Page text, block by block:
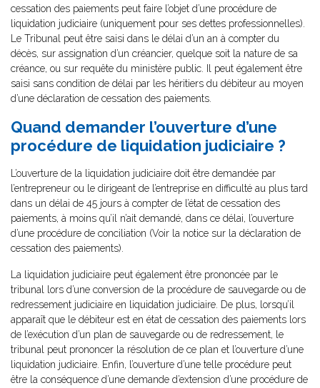
cessation des paiements peut faire l’objet d’une procédure de
liquidation judiciaire (uniquement pour ses dettes professionnelles).
Le Tribunal peut être saisi dans le délai d’un an à compter du
décès, sur assignation d’un créancier, quelque soit la nature de sa
créance, ou sur requête du ministère public. Il peut également être
saisi sans condition de délai par les héritiers du débiteur au moyen
d’une déclaration de cessation des paiements.
Quand demander l’ouverture d’une
procédure de liquidation judiciaire ?
L’ouverture de la liquidation judiciaire doit être demandée par
l’entrepreneur ou le dirigeant de l’entreprise en difficulté au plus tard
dans un délai de 45 jours à compter de l’état de cessation des
paiements, à moins qu’il n’ait demandé, dans ce délai, l’ouverture
d’une procédure de conciliation (Voir la notice sur la déclaration de
cessation des paiements).
La liquidation judiciaire peut également être prononcée par le
tribunal lors d’une conversion de la procédure de sauvegarde ou de
redressement judiciaire en liquidation judiciaire. De plus, lorsqu’il
apparaît que le débiteur est en état de cessation des paiements lors
de l’exécution d’un plan de sauvegarde ou de redressement, le
tribunal peut prononcer la résolution de ce plan et l’ouverture d’une
liquidation judiciaire. Enfin, l’ouverture d’une telle procédure peut
être la conséquence d’une demande d’extension d’une procédure de